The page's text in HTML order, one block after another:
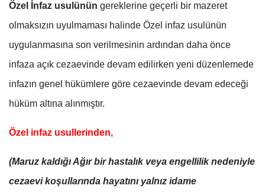
Özel İnfaz usulünün gereklerine geçerli bir mazeret
olmaksızın uyulmaması halinde Özel infaz usulünün
uygulanmasına son verilmesinin ardından daha önce
infaza açık cezaevinde devam edilirken yeni düzenlemede
infazın genel hükümlere göre cezaevinde devam edeceği
hüküm altına alınmıştır.
Özel infaz usullerinden,
(Maruz kaldığı Ağır bir hastalık veya engellilik nedeniyle
cezaevi koşullarında hayatını yalnız idame